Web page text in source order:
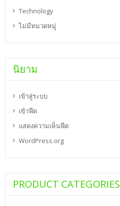
Technology
ไม่มีหมวดหมู่
นิยาม
เข้าสู่ระบบ
เข้าฟีด
แสดงความเห็นฟีด
WordPress.org
PRODUCT CATEGORIES